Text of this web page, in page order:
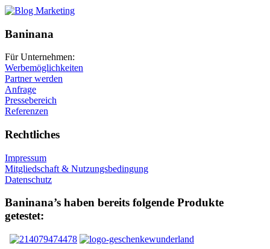
Baninana
Für Unternehmen:
Werbemöglichkeiten
Partner werden
Anfrage
Pressebereich
Referenzen
Rechtliches
Impressum
Mitgliedschaft & Nutzungsbedingung
Datenschutz
Baninana’s haben bereits folgende Produkte
getestet: